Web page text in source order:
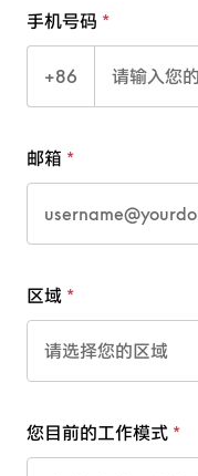
手机号码
+86
邮箱
区域
请选择您的区域
您目前的工作模式